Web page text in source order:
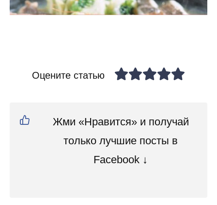
Оцените статью
Жми «Нравится» и получай
только лучшие посты в
Facebook ↓